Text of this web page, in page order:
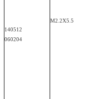
140512
060204
M2.2X5.5